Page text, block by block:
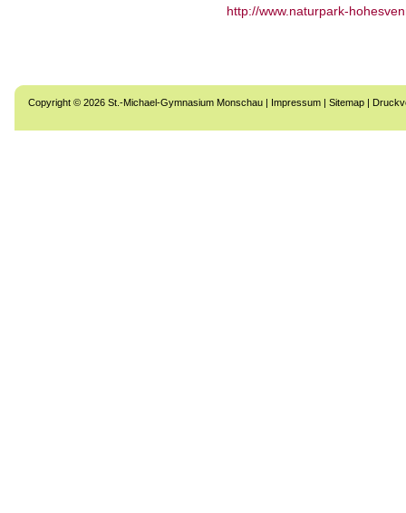
http://www.naturpark-
Copyright © 2026 St.-Michael-Gymnasium Monschau | Impressum | Sitemap |